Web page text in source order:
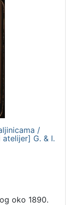
/
G. & I.
oko 1890.